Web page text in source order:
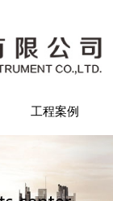
工程案例